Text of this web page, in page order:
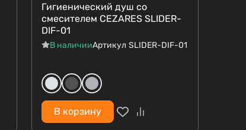
Гигиенический душ со
смесителем CEZARES SLIDER-
DIF-01
В наличииАртикул SLIDER-DIF-01
В корзину